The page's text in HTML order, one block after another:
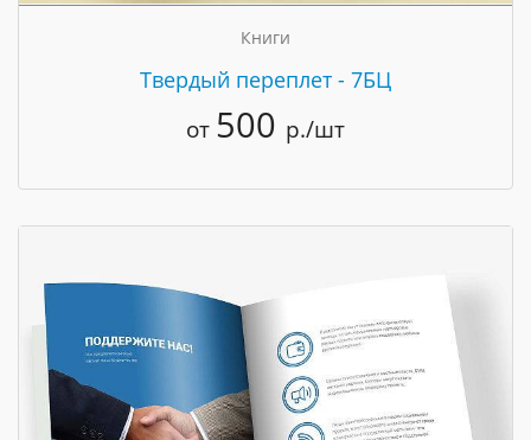
Книги
Твердый переплет - 7БЦ
от 500 р./шт